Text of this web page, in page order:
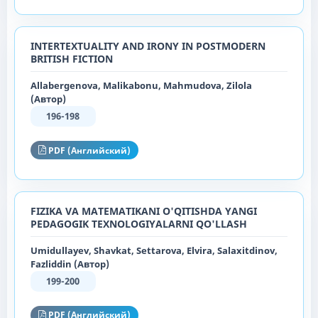
INTERTEXTUALITY AND IRONY IN POSTMODERN
BRITISH FICTION
Allabergenova, Malikabonu, Mahmudova, Zilola
(Автор)
196-198
PDF (Английский)
FIZIKA VA MATEMATIKANI O'QITISHDA YANGI
PEDAGOGIK TEXNOLOGIYALARNI QO'LLASH
Umidullayev, Shavkat, Settarova, Elvira, Salaxitdinov,
Fazliddin (Автор)
199-200
PDF (Английский)